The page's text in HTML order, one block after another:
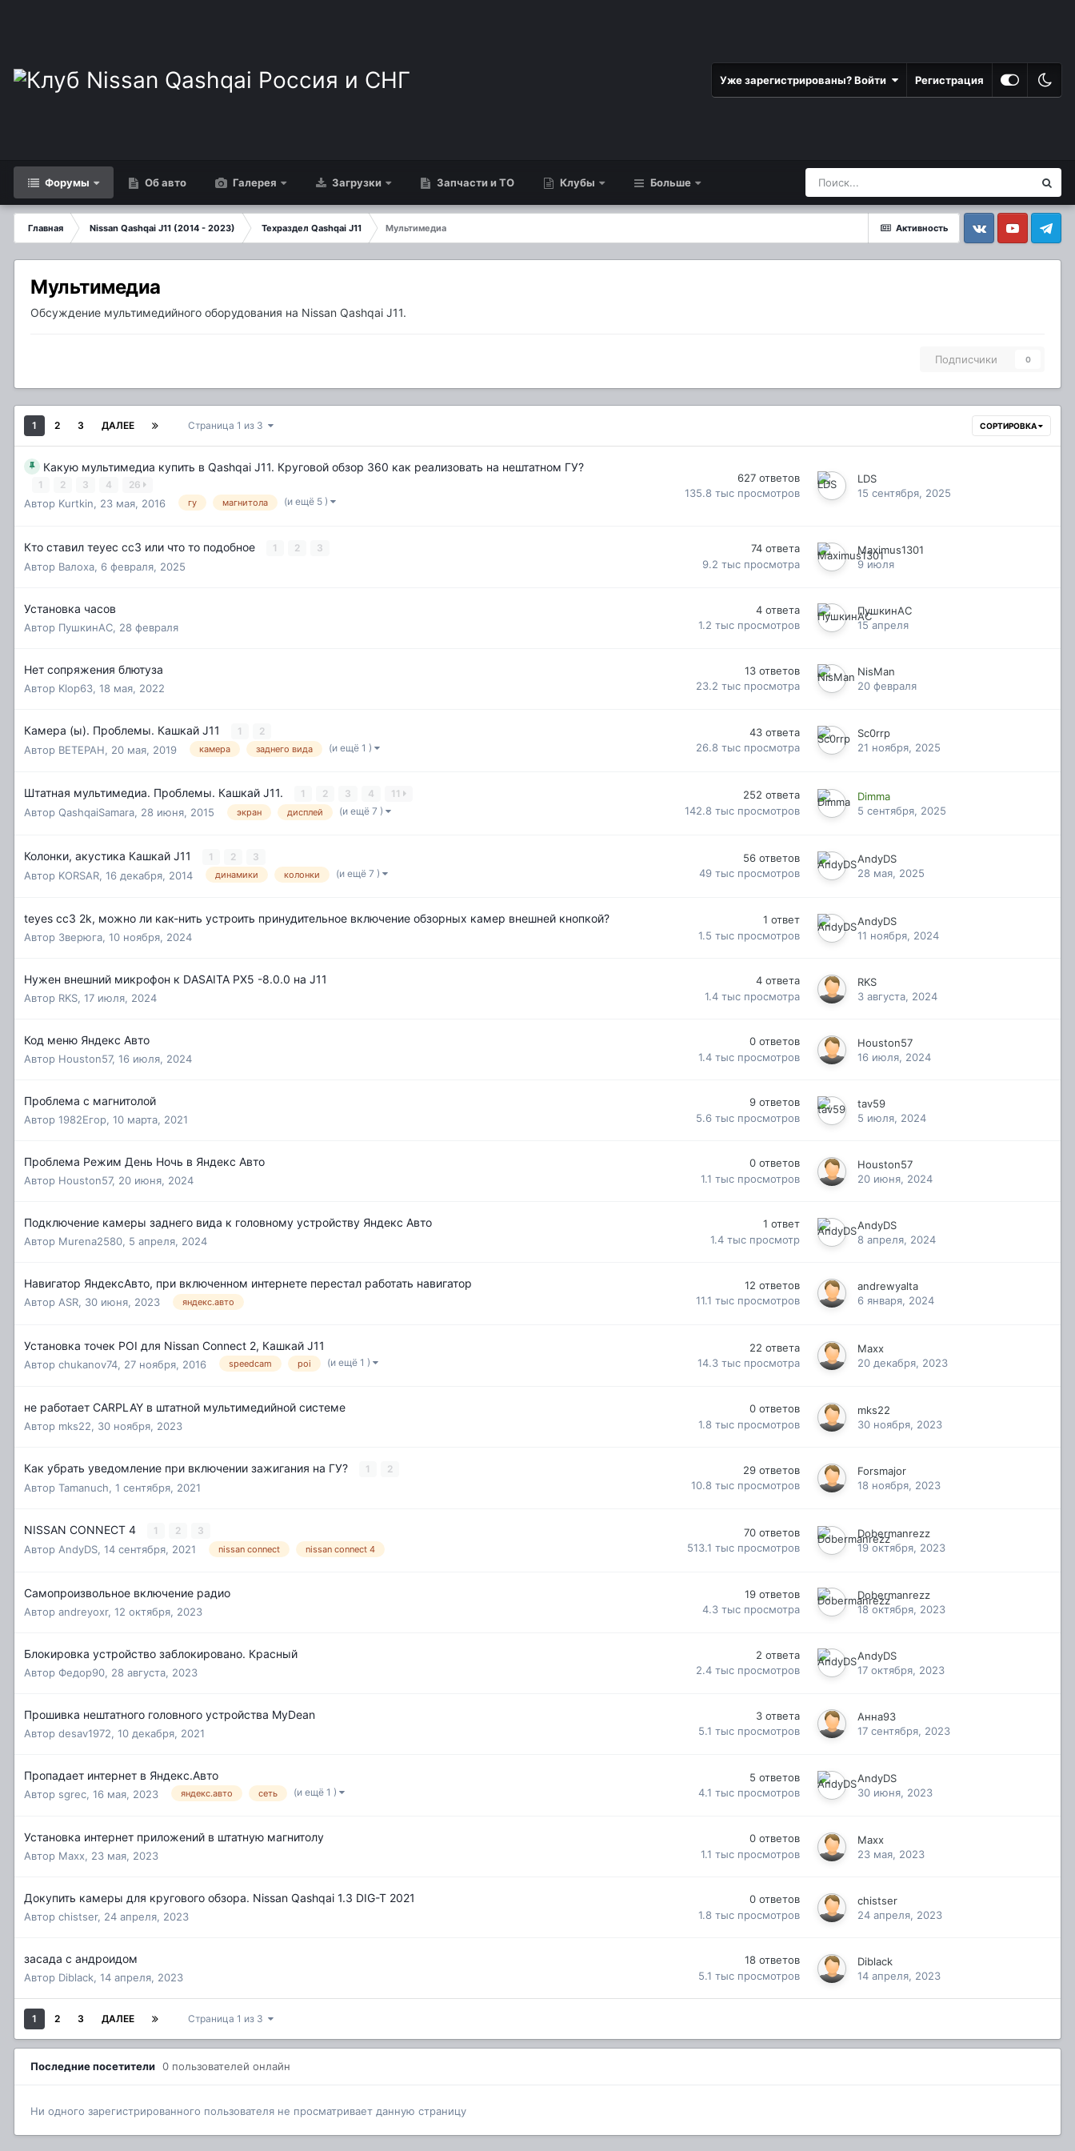
Уже зарегистрированы? Войти Регистрация
Форумы Об авто Галерея Загрузки Запчасти и ТО Клубы Больше
Активность
Главная Nissan Qashqai J11 (2014 - 2023) Техраздел Qashqai J11
Мультимедиа
VkontakteYouTube Telegram
Мультимедиа
Обсуждение мультимедийного оборудования на Nissan Qashqai J11.
Подписчики 0
СОРТИРОВКА
1 2 3 ДАЛЕЕ Страница 1 из 3
Какую мультимедиа купить в Qashqai J11. Круговой обзор 360 как реализовать на нештатном ГУ?
1 2 3 4 26
Автор Kurtkin, 23 мая, 2016 гу магнитола (и ещё 5 )
627 ответов
135.8 тыс просмотров
LDS
15 сентября, 2025
Кто ставил теуес сс3 или что то подобное 1 2 3
Автор Валоха, 6 февраля, 2025
74 ответа
9.2 тыс просмотра
Maximus1301
9 июля
Установка часов
Автор ПушкинАС, 28 февраля
4 ответа
1.2 тыс просмотров
ПушкинАС
15 апреля
Нет сопряжения блютуза
Автор Klop63, 18 мая, 2022
13 ответов
23.2 тыс просмотра
NisMan
20 февраля
Камера (ы). Проблемы. Кашкай J11 1 2
Автор BETEPAH, 20 мая, 2019 камера заднего вида (и ещё 1 )
43 ответа
26.8 тыс просмотра
Sc0rrp
21 ноября, 2025
Штатная мультимедиа. Проблемы. Кашкай J11. 1 2 3 4 11
Автор QashqaiSamara, 28 июня, 2015 экран дисплей (и ещё 7 )
252 ответа
142.8 тыс просмотров
Dimma
5 сентября, 2025
Колонки, акустика Кашкай J11 1 2 3
Автор KORSAR, 16 декабря, 2014 динамики колонки (и ещё 7 )
56 ответов
49 тыс просмотров
AndyDS
28 мая, 2025
teyes cc3 2k, можно ли как-нить устроить принудительное включение обзорных камер внешней кнопкой?
Автор Зверюга, 10 ноября, 2024
1 ответ
1.5 тыс просмотров
AndyDS
11 ноября, 2024
Нужен внешний микрофон к DASAITA PX5 -8.0.0 на J11
Автор RKS, 17 июля, 2024
4 ответа
1.4 тыс просмотра
RKS
3 августа, 2024
Код меню Яндекс Авто
Автор Houston57, 16 июля, 2024
0 ответов
1.4 тыс просмотров
Houston57
16 июля, 2024
Проблема с магнитолой
Автор 1982Егор, 10 марта, 2021
9 ответов
5.6 тыс просмотров
tav59
5 июля, 2024
Проблема Режим День Ночь в Яндекс Авто
Автор Houston57, 20 июня, 2024
0 ответов
1.1 тыс просмотров
Houston57
20 июня, 2024
Подключение камеры заднего вида к головному устройству Яндекс Авто
Автор Murena2580, 5 апреля, 2024
1 ответ
1.4 тыс просмотр
AndyDS
8 апреля, 2024
Навигатор ЯндексАвто, при включенном интернете перестал работать навигатор
Автор ASR, 30 июня, 2023 яндекс.авто
12 ответов
11.1 тыс просмотров
andrewyalta
6 января, 2024
Установка точек POI для Nissan Connect 2, Кашкай J11
Автор chukanov74, 27 ноября, 2016 speedcam poi (и ещё 1 )
22 ответа
14.3 тыс просмотра
Махх
20 декабря, 2023
не работает CARPLAY в штатной мультимедийной системе
Автор mks22, 30 ноября, 2023
0 ответов
1.8 тыс просмотров
mks22
30 ноября, 2023
Как убрать уведомление при включении зажигания на ГУ? 1 2
Автор Tamanuch, 1 сентября, 2021
29 ответов
10.8 тыс просмотров
Forsmajor
18 ноября, 2023
NISSAN CONNECT 4 1 2 3
Автор AndyDS, 14 сентября, 2021 nissan connect nissan connect 4
70 ответов
513.1 тыс просмотров
Dobermanrezz
19 октября, 2023
Самопроизвольное включение радио
Автор andreyoxr, 12 октября, 2023
19 ответов
4.3 тыс просмотра
Dobermanrezz
18 октября, 2023
Блокировка устройство заблокировано. Красный
Автор Федор90, 28 августа, 2023
2 ответа
2.4 тыс просмотров
AndyDS
17 октября, 2023
Прошивка нештатного головного устройства MyDean
Автор desav1972, 10 декабря, 2021
3 ответа
5.1 тыс просмотров
Анна93
17 сентября, 2023
Пропадает интернет в Яндекс.Авто
Автор sgrec, 16 мая, 2023 яндекс.авто сеть (и ещё 1 )
5 ответов
4.1 тыс просмотров
AndyDS
30 июня, 2023
Установка интернет приложений в штатную магнитолу
Автор Махх, 23 мая, 2023
0 ответов
1.1 тыс просмотров
Махх
23 мая, 2023
Докупить камеры для кругового обзора. Nissan Qashqai 1.3 DIG-T 2021
Автор chistser, 24 апреля, 2023
0 ответов
1.8 тыс просмотров
chistser
24 апреля, 2023
засада с андроидом
Автор Diblack, 14 апреля, 2023
18 ответов
5.1 тыс просмотров
Diblack
14 апреля, 2023
1 2 3 ДАЛЕЕ Страница 1 из 3
Последние посетители 0 пользователей онлайн
Ни одного зарегистрированного пользователя не просматривает данную страницу